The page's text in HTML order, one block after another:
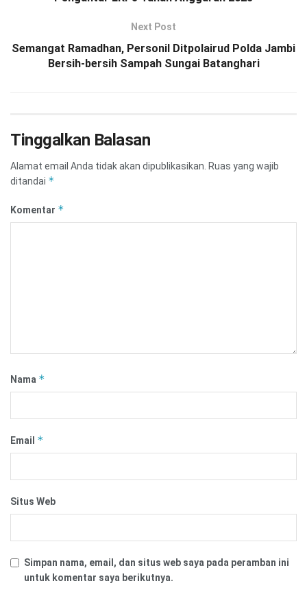
Next Post
Semangat Ramadhan, Personil Ditpolairud Polda Jambi
Bersih-bersih Sampah Sungai Batanghari
Tinggalkan Balasan
Alamat email Anda tidak akan dipublikasikan. Ruas yang wajib
ditandai *
Komentar *
Nama *
Email *
Situs Web
Simpan nama, email, dan situs web saya pada peramban ini
untuk komentar saya berikutnya.